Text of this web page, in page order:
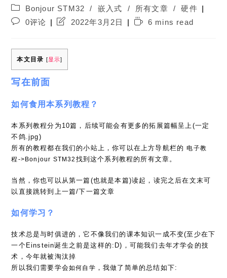
author:
published:
Post
category:
Bonjour STM32 / 嵌入式 / 所有文章 /
硬件
Post0评论
Post2022年3月2日
Reading6 mins read
本文目录 [显示]
写在前面
如何食用本系列教程？
本系列教程分为10篇，后续可能会有更多的拓展篇幅呈上(一定
不鸽.jpg)
所有的教程都在我们的小站上，你可以在上方导航栏的电子教
程->Bonjour STM32 找到这个系列教程的所有文章。
当然，你也可以从第一篇(也就是本篇)读起，读完之后在文末可
以直接跳转到上一篇/下一篇文章
如何学习？
技术总是与时俱进的，它不像我们的课本知识一成不变(至少在下
一个Einstein诞生之前是这样的:D)，可能我们去年才学会的技
术，今年就被淘汰掉
所以我们需要学会如何自学 ，我做了简单的总结如下: